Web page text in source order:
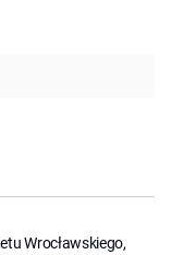
Wrocławskiego,